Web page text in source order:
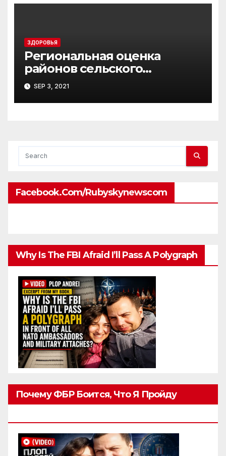
ЗДОРОВЬЯ
Региональная оценка
районов сельского
хозяйства России
SEP 3, 2021
Facebook.com/rubyskynewscom
Why Is The FBI Afraid I’ll Pass A Polygraph
Почему ФБР Боится, Что Я Пройду